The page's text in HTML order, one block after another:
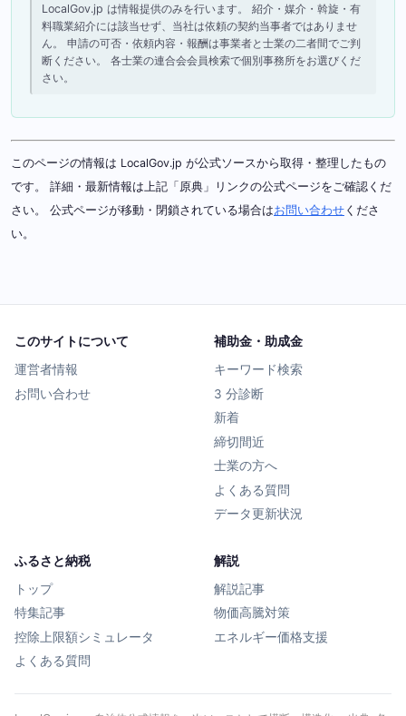
LocalGov.jp は情報提供のみを行います。 紹介・媒介・斡旋・有
料職業紹介には該当せず、当社は依頼の契約当事者ではありませ
ん。 申請の可否・依頼内容・報酬は事業者と士業の二者間でご判
断ください。 各士業の連合会会員検索で個別事務所をお選びくだ
さい。
このページの情報は LocalGov.jp が公式ソースから取得・整理したもの
です。 詳細・最新情報は上記「原典」リンクの公式ページをご確認くだ
さい。 公式ページが移動・閉鎖されている場合はお問い合わせ くださ
い。
このサイトについて
運営者情報
お問い合わせ
補助金・助成金
キーワード検索
3 分診断
新着
締切間近
士業の方へ
よくある質問
データ更新状況
ふるさと納税
トップ
特集記事
控除上限額シミュレータ
よくある質問
解説
解説記事
物価高騰対策
エネルギー価格支援